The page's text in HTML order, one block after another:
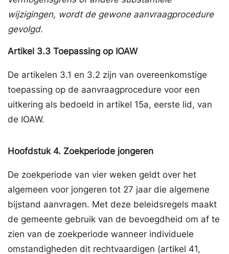
wijzigingen, wordt de gewone aanvraagprocedure
gevolgd.
Artikel 3.3 Toepassing op IOAW
De artikelen 3.1 en 3.2 zijn van overeenkomstige
toepassing op de aanvraagprocedure voor een
uitkering als bedoeld in artikel 15a, eerste lid, van
de IOAW.
Hoofdstuk 4. Zoekperiode jongeren
De zoekperiode van vier weken geldt over het
algemeen voor jongeren tot 27 jaar die algemene
bijstand aanvragen. Met deze beleidsregels maakt
de gemeente gebruik van de bevoegdheid om af te
zien van de zoekperiode wanneer individuele
omstandigheden dit rechtvaardigen (artikel 41,